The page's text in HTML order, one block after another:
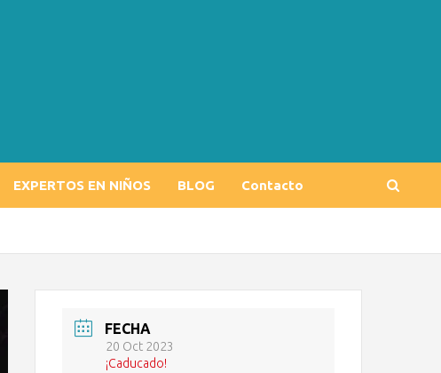
EXPERTOS EN NIÑOS BLOG Contacto
FECHA
20 Oct 2023
¡Caducado!